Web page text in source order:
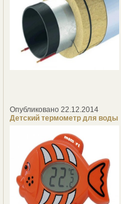
Опубликовано 22.12.2014
Детский термометр для воды